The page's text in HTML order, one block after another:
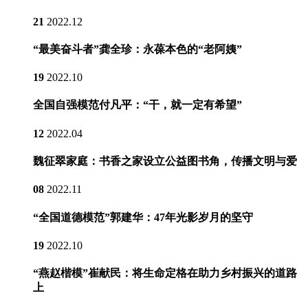
21 2022.12
“最美奋斗者”龚全珍：永葆本色的“老阿姨”
19 2022.10
全国自强模范付凡平：“干，就一定有希望”
12 2022.04
魏征翠家庭：书香之家设立公益图书角，传播文明与爱
08 2022.11
“全国道德模范”郭建华：47年光影岁月的坚守
19 2022.10
“燕赵楷模”崔献民：将生命定格在助力乡村振兴的道路
上